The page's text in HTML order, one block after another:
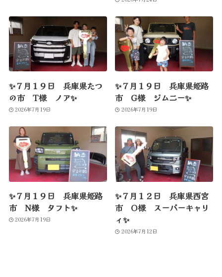
✨７月１９日 兵庫県たつ
の市 T様 ノア✨
2026年7月19日
✨７月１９日 兵庫県姫路
市 G様 ジムニー✨
2026年7月19日
✨７月１９日 兵庫県姫路
市 N様 タフト✨
2026年7月19日
✨７月１２日 兵庫県西宮
市 O様 スーパーキャリ
ィ✨
2026年7月12日